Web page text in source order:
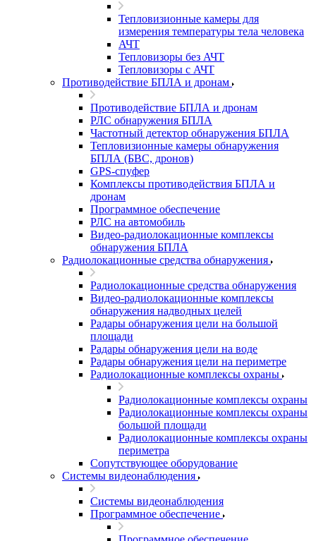
Тепловизионные камеры для
измерения температуры тела человека
АЧТ
Тепловизоры без АЧТ
Тепловизоры с АЧТ
Противодействие БПЛА и дронам
Противодействие БПЛА и дронам
РЛС обнаружения БПЛА
Частотный детектор обнаружения БПЛА
Тепловизионные камеры обнаружения
БПЛА (БВС, дронов)
GPS-спуфер
Комплексы противодействия БПЛА и
дронам
Программное обеспечение
РЛС на автомобиль
Видео-радиолокационные комплексы
обнаружения БПЛА
Радиолокационные средства обнаружения
Радиолокационные средства обнаружения
Видео-радиолокационные комплексы
обнаружения надводных целей
Радары обнаружения цели на большой
площади
Радары обнаружения цели на воде
Радары обнаружения цели на периметре
Радиолокационные комплексы охраны
Радиолокационные комплексы охраны
Радиолокационные комплексы охраны
большой площади
Радиолокационные комплексы охраны
периметра
Сопутствующее оборудование
Системы видеонаблюдения
Системы видеонаблюдения
Программное обеспечение